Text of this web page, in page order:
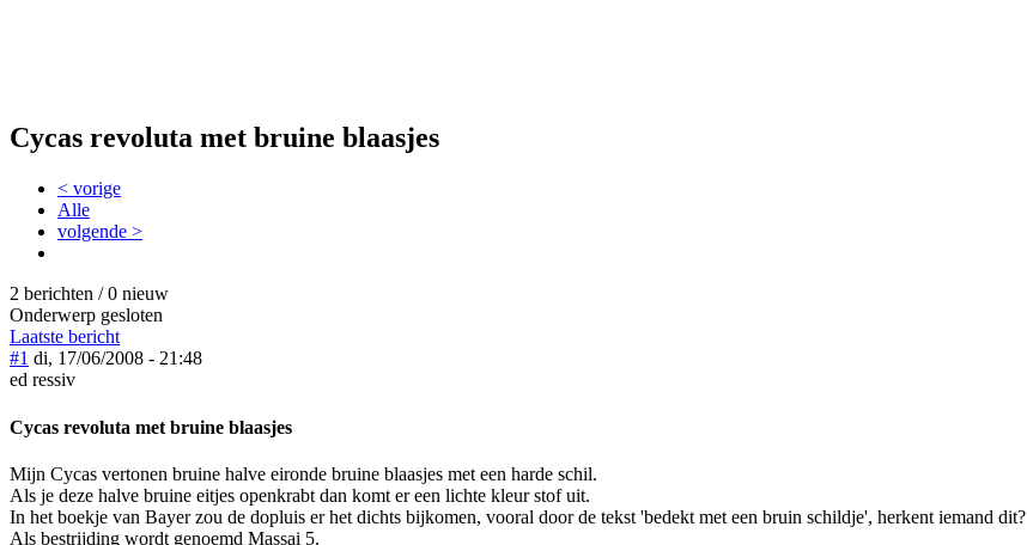
Cycas revoluta met bruine blaasjes
< vorige
Alle
volgende >
2 berichten / 0 nieuw
Onderwerp gesloten
Laatste bericht
#1 di, 17/06/2008 - 21:48
ed ressiv
Cycas revoluta met bruine blaasjes
Mijn Cycas vertonen bruine halve eironde bruine blaasjes met een harde schil.
Als je deze halve bruine eitjes openkrabt dan komt er een lichte kleur stof uit.
In het boekje van Bayer zou de dopluis er het dichts bijkomen, vooral door de tekst 'bedekt met een bruin schildje', herkent iemand dit?
Als bestrijding wordt genoemd Massai 5.